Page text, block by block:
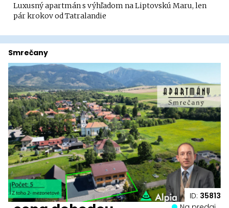
Luxusný apartmán s výhľadom na Liptovskú Maru, len
pár krokov od Tatralandie
ID: 35813
Smrečany